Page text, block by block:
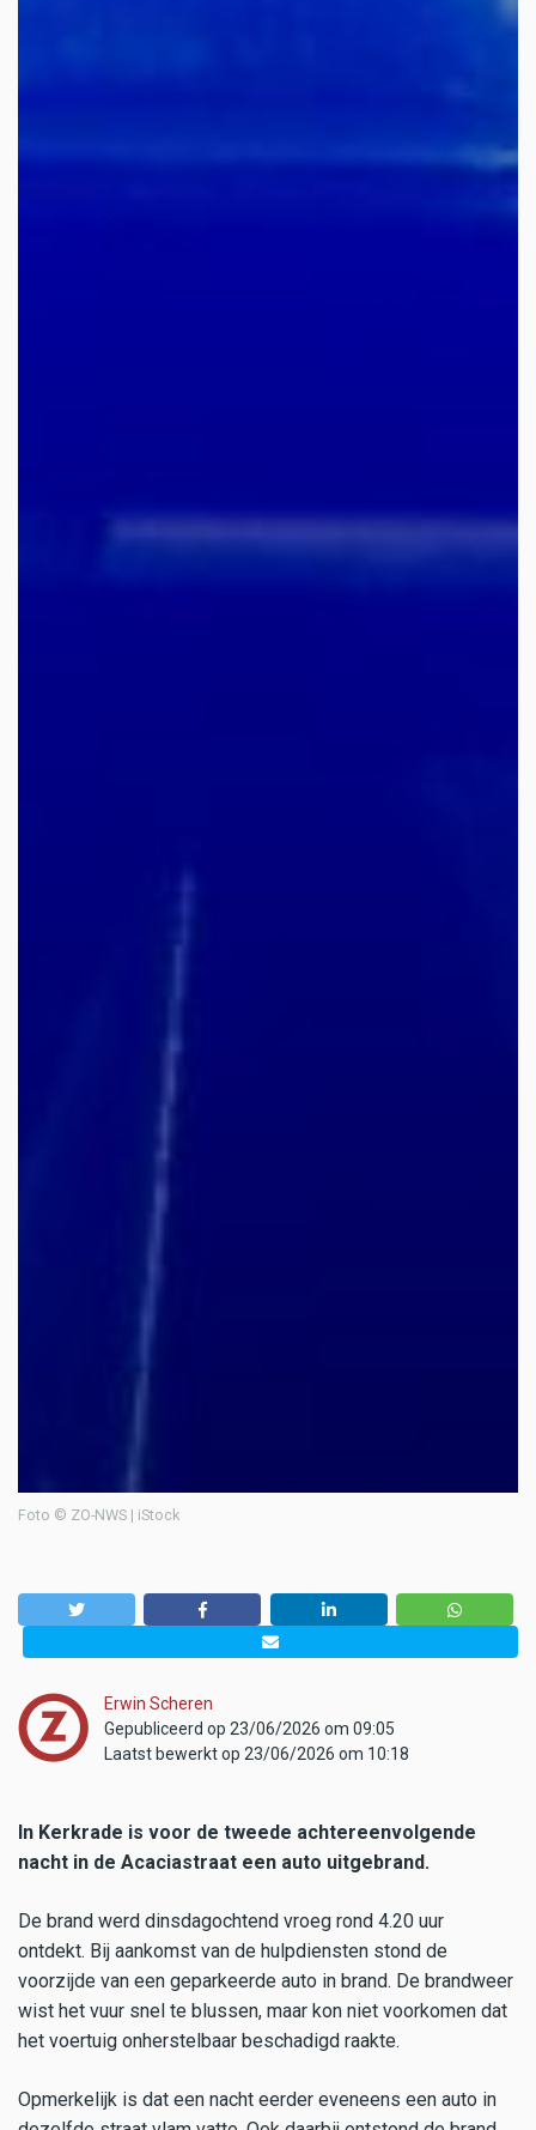
Foto © ZO-NWS | iStock
Erwin Scheren
Gepubliceerd op 23/06/2026 om 09:05
Laatst bewerkt op 23/06/2026 om 10:18
In Kerkrade is voor de tweede achtereenvolgende
nacht in de Acaciastraat een auto uitgebrand.
De brand werd dinsdagochtend vroeg rond 4.20 uur
ontdekt. Bij aankomst van de hulpdiensten stond de
voorzijde van een geparkeerde auto in brand. De brandweer
wist het vuur snel te blussen, maar kon niet voorkomen dat
het voertuig onherstelbaar beschadigd raakte.
Opmerkelijk is dat een nacht eerder eveneens een auto in